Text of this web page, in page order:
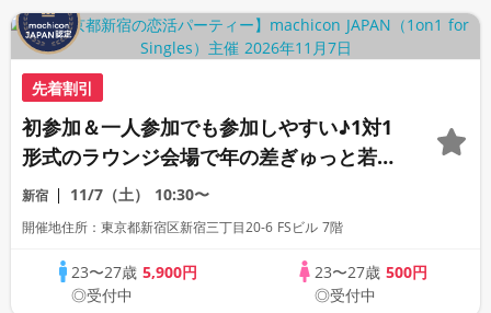
先着割引
初参加＆一人参加でも参加しやすい♪1対1
形式のラウンジ会場で年の差ぎゅっと若め
の同世代恋活パーティー♪《上質な1対1相
席専用会場》《全席半個室》《飲み放題付
新宿 11/7（土） 10:30〜
開催地住所：東京都新宿区新宿三丁目20-6 FSビル 7階
23〜27歳5,900円
◎受付中
23〜27歳 500円
◎受付中